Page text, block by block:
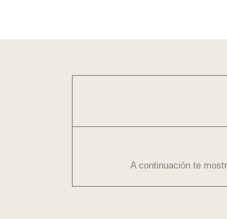
A continuación te